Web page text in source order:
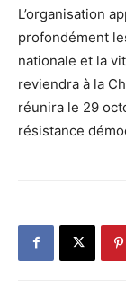
L’organisation
profondément
nationale et la
reviendra à la
réunira le 29
résistance